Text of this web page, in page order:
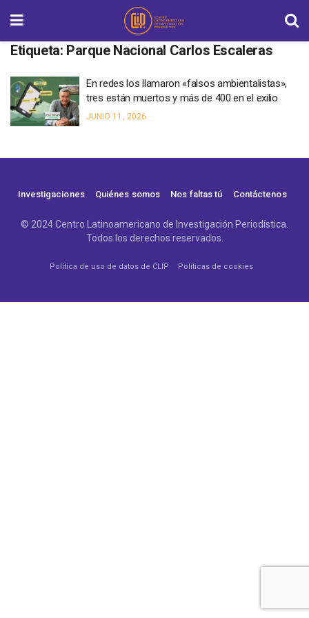
Etiqueta: Parque Nacional Carlos Escaleras
En redes los llamaron «falsos ambientalistas»,
tres están muertos y más de 400 en el exilio
JUNIO 11, 2026
Investigaciones Quiénes somos Nos faltas tú Contáctenos
© 2024 Centro Latinoamericano de Investigación Periodística.
Todos los derechos reservados.
Política de uso de datos de CLIP Políticas de cookies